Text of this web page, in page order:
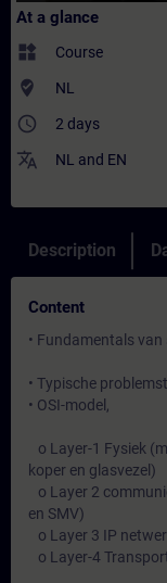
At a glance
widgets Course
where_to_vote NL
access_time 2 days
translate NL and EN
Description
Content
• Fundamentals
• Typische
• OSI-model,
o Layer-1 Fysiek
koper en glasvezel)
o Layer 2
en SMV)
o Layer 3 IP
o Layer-4